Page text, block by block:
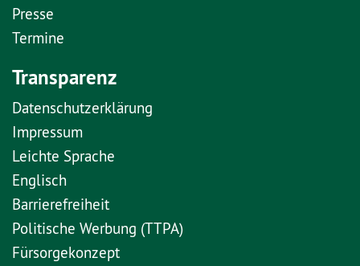
Presse
Termine
Transparenz
Datenschutzerklärung
Impressum
Leichte Sprache
Englisch
Barrierefreiheit
Politische Werbung (TTPA)
Fürsorgekonzept